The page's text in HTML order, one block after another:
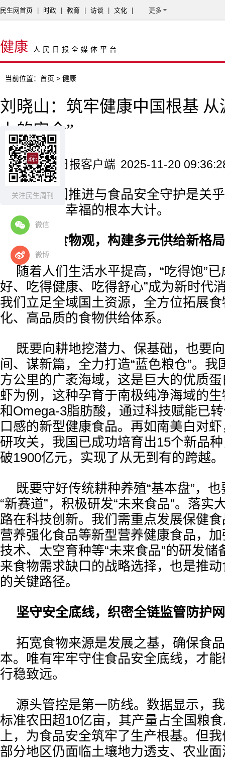
关注民生周刊
微信
微博
民生网首页 时政 教育 访谈 文化 更多
健康 人民日报全媒体平台
当前位置： 首页 > 健康
刘晓山：筑牢健康中国根基 从
上的安全”
来源：农民日报客户端 2025-11-20
健康中国推进与食品安全守护是关
发展和人民幸福的根本大计。
践行大食物观，构建多元供给新格局
随着人们生活水平提高，“吃得饱”
好、吃得健康、吃得舒心”成为新时代
我们立足全域国土资源，全方位拓展
化、高品质的食物供给体系。
既要向耕地挖潜力、保基础，也要
间、谋新篇，全力打造“蓝色粮仓”。我
方公里的广袤海域，这是巨大的优质
虾为例，这种孕育于南极纯净海域的
和Omega-3脂肪酸，通过科技赋能已
口感的新型健康食品。再如南美白对
研攻关，我国已成功培育出15个新品
破1900亿元，实现了从无到有的跨越。
既要守好传统耕种养殖“基本盘”，
“新赛道”，积极研发“未来食品”。落实
路在科技创新。我们需重点发展保健
营养强化食品等新型营养健康食品，
技术、太空育种等“未来食品”的研发储
来食物需求缺口的战略选择，也是推
的关键路径。
坚守安全底线，织密全链监管防护网
拓宽食物来源是发展之基，确保食
本。唯有牢牢守住食品安全底线，才
行稳致远。
源头管控是第一防线。数据显示，
标准农田超10亿亩，其产量占全国粮
上，为食品安全筑牢了生产根基。但
部分地区仍面临土壤地力透支、农业